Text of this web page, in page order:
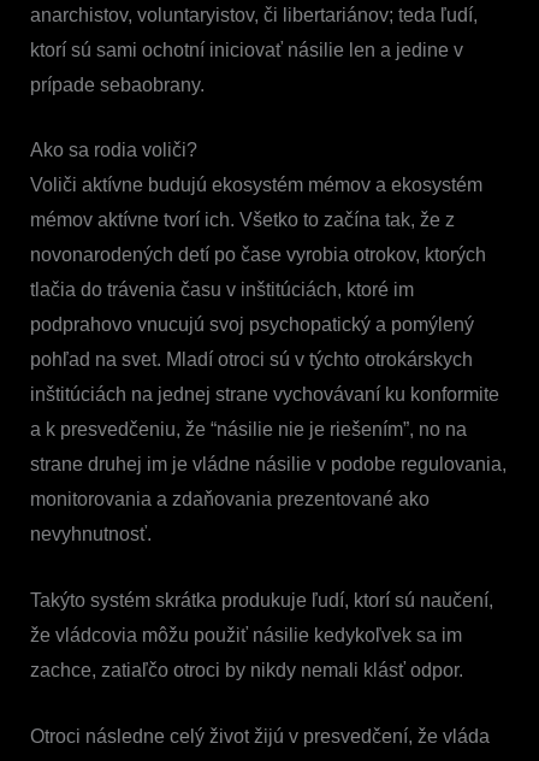
anarchistov, voluntaryistov, či libertariánov; teda ľudí,
ktorí sú sami ochotní iniciovať násilie len a jedine v
prípade sebaobrany.
Ako sa rodia voliči?
Voliči aktívne budujú ekosystém mémov a ekosystém
mémov aktívne tvorí ich. Všetko to začína tak, že z
novonarodených detí po čase vyrobia otrokov, ktorých
tlačia do trávenia času v inštitúciách, ktoré im
podprahovo vnucujú svoj psychopatický a pomýlený
pohľad na svet. Mladí otroci sú v týchto otrokárskych
inštitúciách na jednej strane vychovávaní ku konformite
a k presvedčeniu, že “násilie nie je riešením”, no na
strane druhej im je vládne násilie v podobe regulovania,
monitorovania a zdaňovania prezentované ako
nevyhnutnosť.
Takýto systém skrátka produkuje ľudí, ktorí sú naučení,
že vládcovia môžu použiť násilie kedykoľvek sa im
zachce, zatiaľčo otroci by nikdy nemali klásť odpor.
Otroci následne celý život žijú v presvedčení, že vláda